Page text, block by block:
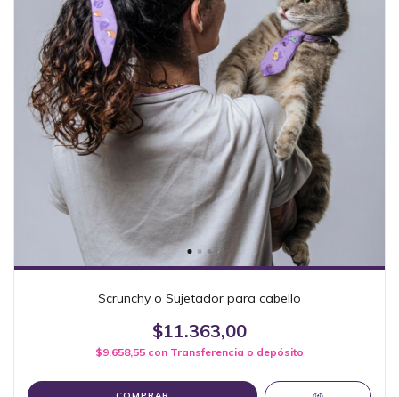
Scrunchy o Sujetador para cabello
$11.363,00
$9.658,55 con Transferencia o depósito